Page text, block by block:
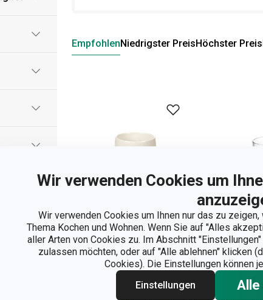
Wir verwenden Cookies um
Wir verwenden Cookies um Ihnen nur das zu
Thema Kochen und Wohnen. Wenn Sie auf "Alles
aller Arten von Cookies zu. Im Abschnitt
zulassen möchten, oder auf "Alle ablehnen" klicken
Cookies). Die Einstellungen können
Einstellungen
Alle
EmpfohlenNiedrigster PreisHöchster Preis
Café-Latte-Tasse
Latte-